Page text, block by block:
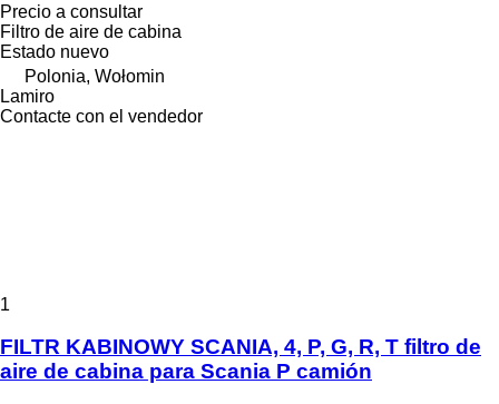
Precio a consultar
Filtro de aire de cabina
Estado nuevo
Polonia, Wołomin
Lamiro
Contacte con el vendedor
1
FILTR KABINOWY SCANIA, 4, P, G, R, T filtro de
aire de cabina para Scania P camión